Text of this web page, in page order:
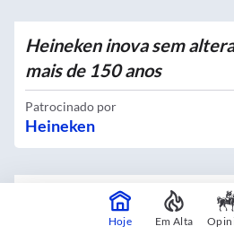
Heineken inova sem
mais de 150 anos
Patrocinado por
Heineken
Quatro novos Bosques
mais de 4 mil mudas no
Hoje Em Alta